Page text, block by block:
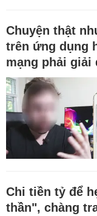
Chuyện thật
trên ứng dụng
mạng phải giải
Chi tiền tỷ để
thần", chàng